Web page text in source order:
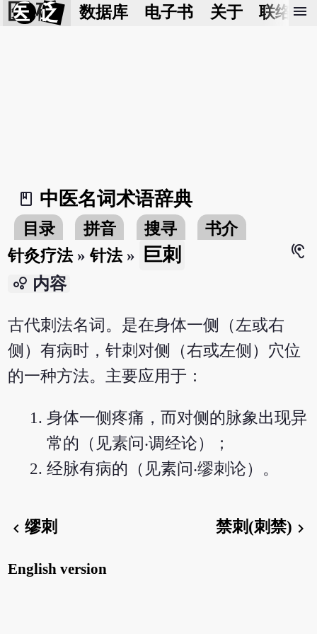
医 砭 数据库 电子书 关于 联络我
menu
book_2
中医名词术语辞典
目录 拼音 搜寻
书介
针灸疗法»针法» 巨刺
hearing
bubble_chart 内容
古代刺法名词。是在身体一侧（左或右
侧）有病时，针刺对侧（右或左侧）穴位
的一种方法。主要应用于：
身体一侧疼痛，而对侧的脉象出现异
常的（见素问‧调经论）；
经脉有病的（见素问‧缪刺论）。
chevron_left缪刺 禁刺(刺禁) chevron_right
English version